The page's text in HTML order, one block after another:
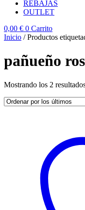
REBAJAS
OUTLET
0,00 € 0 Carrito
Inicio / Productos
pañueño
Mostrando los 2